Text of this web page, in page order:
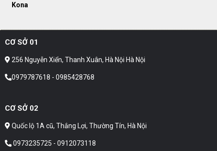
Kona
CƠ SỞ 01
256 Nguyễn Xiển, Thanh Xuân, Hà Nội Hà Nội
0979787618 - 0985428768
CƠ SỞ 02
Quốc lộ 1A cũ, Thắng Lợi, Thường Tín, Hà Nội
0973235725 - 0912073118